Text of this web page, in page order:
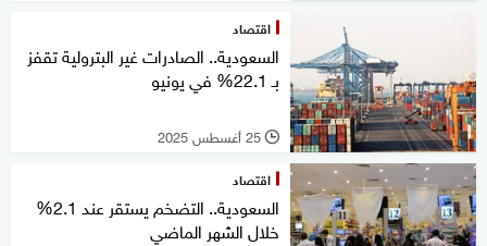
اقتصاد
السعودية.. الصادرات غير البترولية تقفز
بـ 22.1% في يونيو
l 25 أغسطس 2025
اقتصاد
السعودية.. التضخم يستقر عند 2.1%
خلال الشهر الماضي